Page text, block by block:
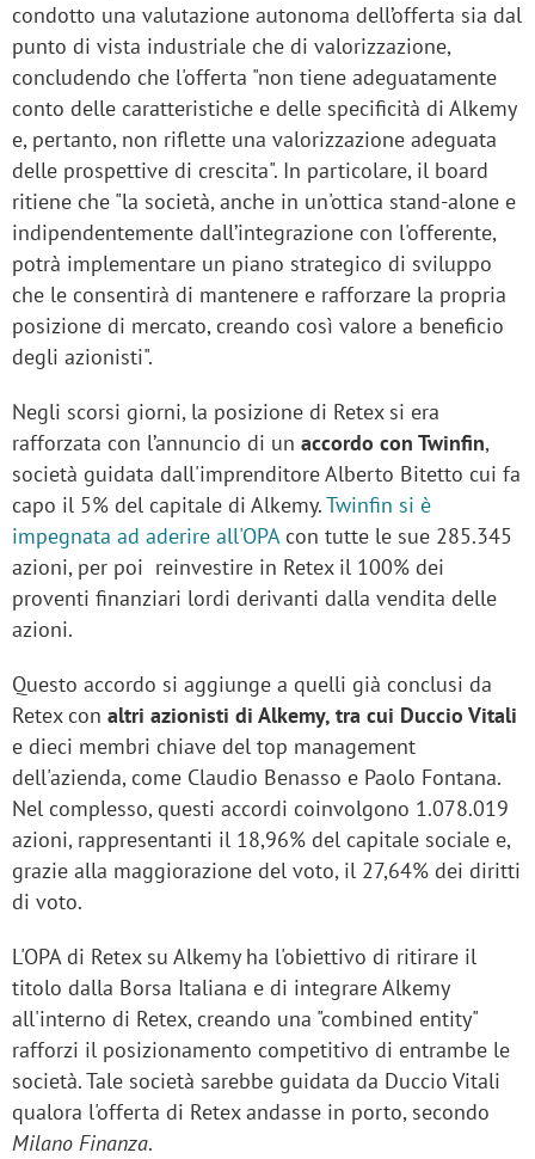
condotto una valutazione autonoma dell’offerta sia dal
punto di vista industriale che di valorizzazione,
concludendo che l'offerta "non tiene adeguatamente
conto delle caratteristiche e delle specificità di Alkemy
e, pertanto, non riflette una valorizzazione adeguata
delle prospettive di crescita". In particolare, il board
ritiene che "la società, anche in un'ottica stand-alone e
indipendentemente dall’integrazione con l'offerente,
potrà implementare un piano strategico di sviluppo
che le consentirà di mantenere e rafforzare la propria
posizione di mercato, creando così valore a beneficio
degli azionisti".
Negli scorsi giorni, la posizione di Retex si era
rafforzata con l’annuncio di un accordo con Twinfin,
società guidata dall'imprenditore Alberto Bitetto cui fa
capo il 5% del capitale di Alkemy.Twinfin si è
impegnata ad aderire all'OPAcon tutte le sue 285.345
azioni, per poi reinvestire in Retex il 100% dei
proventi finanziari lordi derivanti dalla vendita delle
azioni.
Questo accordo si aggiunge a quelli già conclusi da
Retex con altri azionisti di Alkemy, tra cui Duccio Vitali
e dieci membri chiave del top management
dell'azienda, come Claudio Benasso e Paolo Fontana.
Nel complesso, questi accordi coinvolgono 1.078.019
azioni, rappresentanti il 18,96% del capitale sociale e,
grazie alla maggiorazione del voto, il 27,64% dei diritti
di voto.
L'OPA di Retex su Alkemy ha l'obiettivo di ritirare il
titolo dalla Borsa Italiana e di integrare Alkemy
all'interno di Retex, creando una "combined entity"
rafforzi il posizionamento competitivo di entrambe le
società. Tale società sarebbe guidata da Duccio Vitali
qualora l'offerta di Retex andasse in porto, secondo
Milano Finanza.